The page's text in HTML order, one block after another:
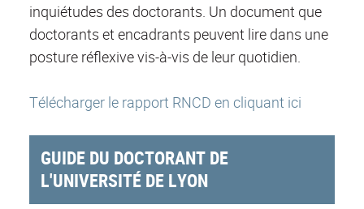
inquiétudes des doctorants. Un document que
doctorants et encadrants peuvent lire dans une
posture réflexive vis-à-vis de leur quotidien.
Télécharger le rapport RNCD en cliquant ici
GUIDE DU DOCTORANT DE
L'UNIVERSITÉ DE LYON